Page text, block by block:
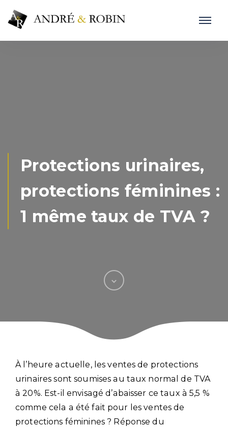
Protections urinaires,
protections féminines :
1 même taux de TVA ?
À l’heure actuelle, les ventes de protections
urinaires sont soumises au taux normal de TVA
à 20%. Est-il envisagé d’abaisser ce taux à 5,5 %
comme cela a été fait pour les ventes de
protections féminines ? Réponse du